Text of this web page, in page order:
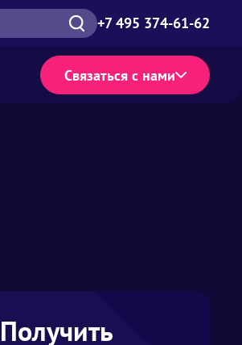
+7 495 374-61-62
Связаться с нами
Получить